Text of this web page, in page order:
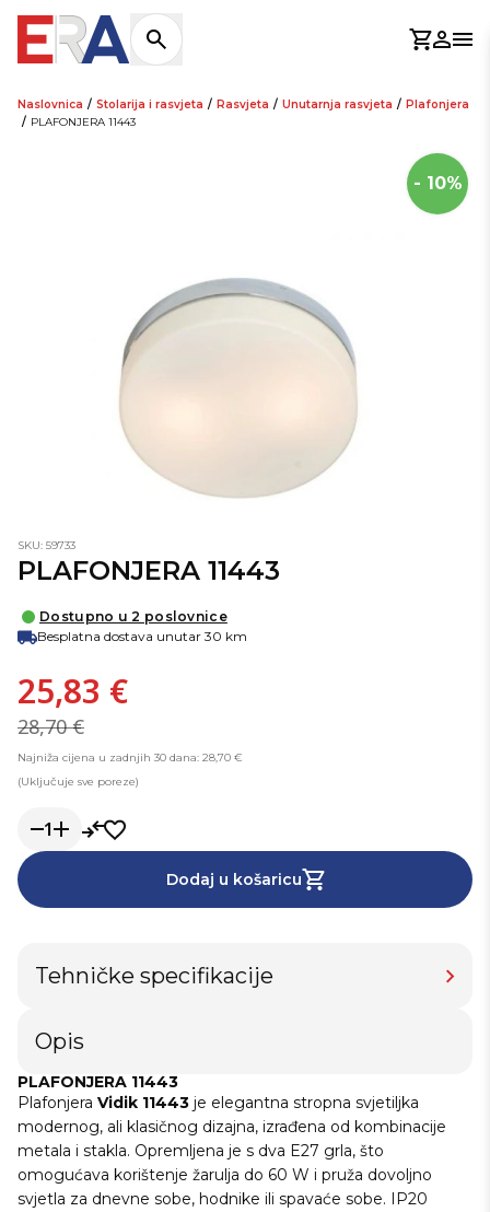
Košarica
Naslovnica / Stolarija i rasvjeta / Rasvjeta / Unutarnja rasvjeta / Plafonjera
/ PLAFONJERA 11443
- 10%
SKU: 59733
PLAFONJERA 11443
Dostupno u 2 poslovnice
Besplatna dostava unutar 30 km
25,83 €
28,70 €
Najniža cijena u zadnjih 30 dana: 28,70 €
(Uključuje sve poreze)
1
Dodaj u košaricu
Tehničke specifikacije
Opis
PLAFONJERA 11443
Plafonjera Vidik 11443 je elegantna stropna svjetiljka
modernog, ali klasičnog dizajna, izrađena od kombinacije
metala i stakla. Opremljena je s dva E27 grla, što
omogućava korištenje žarulja do 60 W i pruža dovoljno
svjetla za dnevne sobe, hodnike ili spavaće sobe. IP20